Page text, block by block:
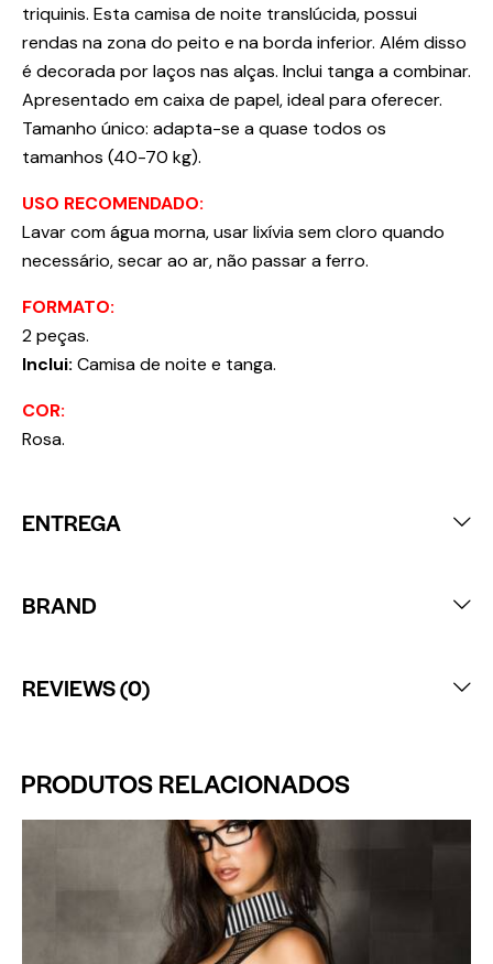
triquinis. Esta camisa de noite translúcida, possui
rendas na zona do peito e na borda inferior. Além disso
é decorada por laços nas alças. Inclui tanga a combinar.
Apresentado em caixa de papel, ideal para oferecer.
Tamanho único: adapta-se a quase todos os
tamanhos (40-70 kg).
USO RECOMENDADO:
Lavar com água morna, usar lixívia sem cloro quando
necessário, secar ao ar, não passar a ferro.
FORMATO:
2 peças.
Inclui: Camisa de noite e tanga.
COR:
Rosa.
ENTREGA
BRAND
REVIEWS (0)
PRODUTOS RELACIONADOS